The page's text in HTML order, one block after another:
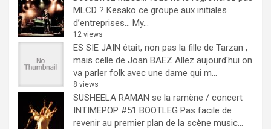
MLCD ? Kesako ce groupe aux initiales
d’entreprises… My...
12 views
ES SIE JAIN était, non pas la fille de Tarzan ,
mais celle de Joan BAEZ Allez aujourd'hui on
va parler folk avec une dame qui m...
8 views
SUSHEELA RAMAN se la ramène / concert
INTIMEPOP #51 BOOTLEG Pas facile de
revenir au premier plan de la scène music...